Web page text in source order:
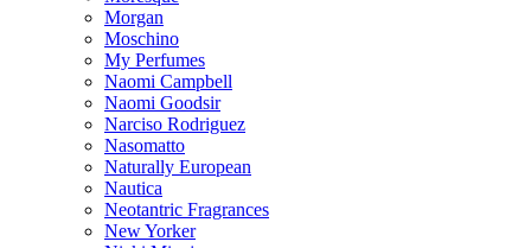
Morgan
Moschino
My Perfumes
Naomi Campbell
Naomi Goodsir
Narciso Rodriguez
Nasomatto
Naturally European
Nautica
Neotantric Fragrances
New Yorker